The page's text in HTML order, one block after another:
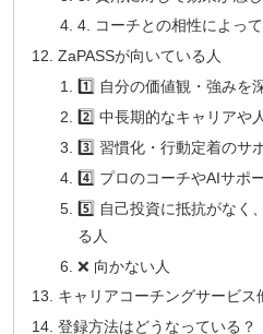
4. コーチとの相性によっ
ZaPASSが向いている人
1️⃣ 自分の価値観・強みを
2️⃣ 中長期的なキャリアや
3️⃣ 習慣化・行動定着のサ
4️⃣ プロのコーチやAIサポ
5️⃣ 自己投資に抵抗がなく
る人
❌ 向かない人
キャリアコーチングサービス
登録方法はどうなっている？